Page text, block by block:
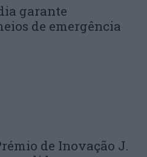
garante
de emergência
de Inovação J.